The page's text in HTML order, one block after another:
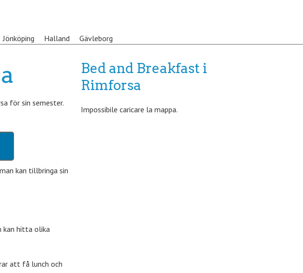
Jönköping Halland Gävleborg
för sin semester.
kan tillbringa sin
kan hitta olika
att få lunch och
Bed and Breakfast i
Rimforsa
Impossibile caricare la mappa.